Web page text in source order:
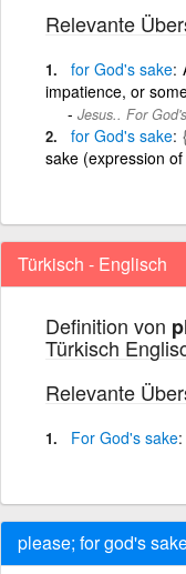
Relevante
for God's sake
impatience, or
Jesus.. For
for God's sake
sake (expression
Türkisch - Englisch
Definition von
Türkisch
Relevante
For God's sake
please; for god's